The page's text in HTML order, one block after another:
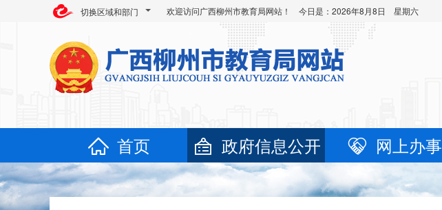
切换区域和部门 欢迎访问广西柳州市教育局网站！ 今日是： 2026年8月8日 星期六
首页 政府信息公开 网上办事